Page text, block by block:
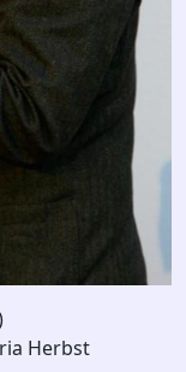
Herbst